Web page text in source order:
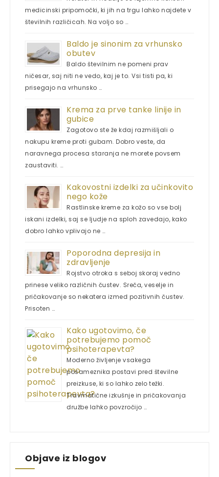
medicinski pripomočki, ki jih na trgu lahko najdete v
številnih različicah. Na voljo so …
Baldo je sinonim za vrhunsko
obutev
Baldo številnim ne pomeni prav
ničesar, saj niti ne vedo, kaj je to. Vsi tisti pa, ki
prisegajo na vrhunsko …
Krema za prve tanke linije in
gubice
Zagotovo ste že kdaj razmišljali o
nakupu kreme proti gubam. Dobro veste, da
naravnega procesa staranja ne morete povsem
zaustaviti. …
Kakovostni izdelki za učinkovito
nego kože
Rastlinske kreme za kožo so vse bolj
iskani izdelki, saj se ljudje na sploh zavedajo, kako
dobro lahko vplivajo ne …
Poporodna depresija in
zdravljenje
Rojstvo otroka s seboj skoraj vedno
prinese veliko različnih čustev. Sreča, veselje in
pričakovanje so nekatera izmed pozitivnih čustev.
Prisoten …
Kako ugotovimo, če
potrebujemo pomoč
psihoterapevta?
Moderno življenje vsakega
posameznika postavi pred številne
preizkuse, ki so lahko zelo težki.
Travmatične izkušnje in pričakovanja
družbe lahko povzročijo …
Objave iz blogov